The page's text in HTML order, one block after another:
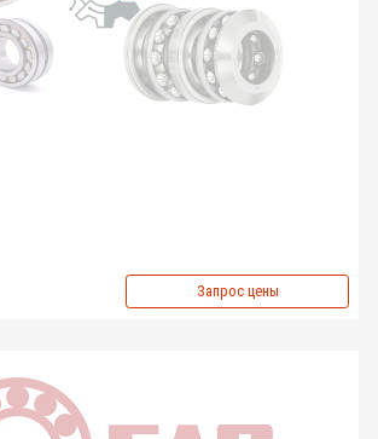
Запрос цены